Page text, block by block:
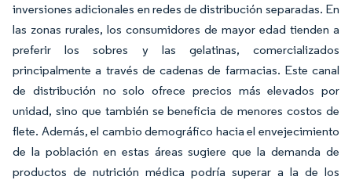
inversiones adicionales en redes de distribución separadas. En
las zonas rurales, los consumidores de mayor edad tienden a
preferir los sobres y las gelatinas, comercializados
principalmente a través de cadenas de farmacias. Este canal
de distribución no solo ofrece precios más elevados por
unidad, sino que también se beneficia de menores costos de
flete. Además, el cambio demográfico hacia el envejecimiento
de la población en estas áreas sugiere que la demanda de
productos de nutrición médica podría superar a la de los